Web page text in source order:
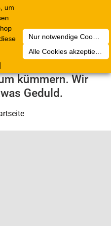
um
Nur notwendige Cookies akzeptieren
Alle Cookies akzeptieren
Fehler
Team wird
kümmern. Wir
Geduld.